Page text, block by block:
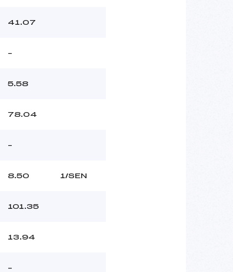
41.07
–
5.58
78.04
–
8.50 1/SEN
101.35
13.94
–